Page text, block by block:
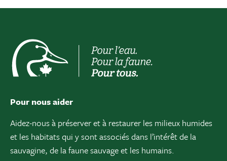
Pour nous aider
Aidez-nous à préserver et à restaurer les milieux humides
et les habitats qui y sont associés dans l’intérêt de la
sauvagine, de la faune sauvage et les humains.